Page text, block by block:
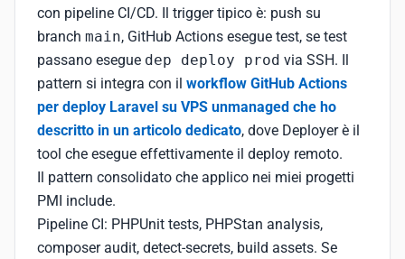
con pipeline CI/CD. Il trigger tipico è: push su
branch main, GitHub Actions esegue test, se test
passano esegue dep deploy prod via SSH. Il
pattern si integra con il workflow GitHub Actions
per deploy Laravel su VPS unmanaged che ho
descritto in un articolo dedicato, dove Deployer è il
tool che esegue effettivamente il deploy remoto.
Il pattern consolidato che applico nei miei progetti
PMI include.
Pipeline CI: PHPUnit tests, PHPStan analysis,
composer audit, detect-secrets, build assets. Se